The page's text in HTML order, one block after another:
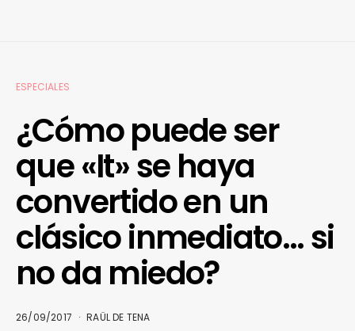
ESPECIALES
¿Cómo puede ser
que «It» se haya
convertido en un
clásico inmediato… si
no da miedo?
26/09/2017 RAÜL DE TENA